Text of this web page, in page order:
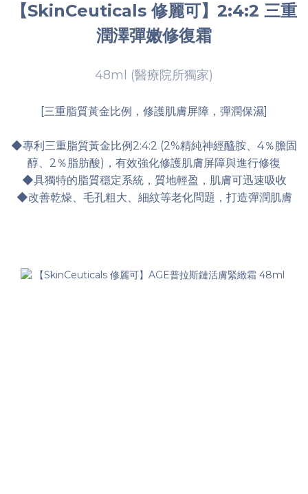
【SkinCeuticals 修麗可】2:4:2 三重
潤澤彈嫩修復霜
48ml (醫療院所獨家)
[三重脂質黃金比例，修護肌膚屏障，彈潤保濕]
◆專利三重脂質黃金比例2:4:2 (2%精純神經醯胺、4％膽固
醇、2％脂肪酸)，有效強化修護肌膚屏障與進行修復
◆具獨特的脂質穩定系統，質地輕盈，肌膚可迅速吸收
◆改善乾燥、毛孔粗大、細紋等老化問題，打造彈潤肌膚